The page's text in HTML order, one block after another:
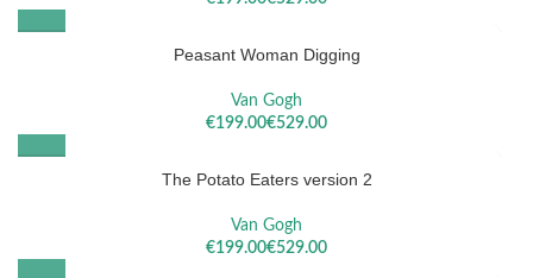
Peasant Woman Digging
Van Gogh
€
€
The Potato Eaters version 2
Van Gogh
€
€